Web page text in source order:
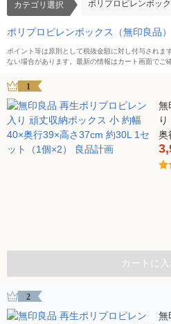
カテゴリ選択 ポリプロピレンボック
ポリプロピレンボックス（無印良品
ポイント等は原則として税抜金額に対し付与されま
ない場合があります。最新の情報はカート画面でご
1
無
奥
ト
カートに
2
無